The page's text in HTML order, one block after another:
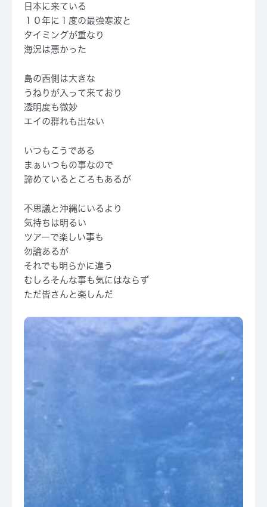
日本に来ている
１０年に１度の最強寒波と
タイミングが重なり
海況は悪かった
島の西側は大きな
うねりが入って来ており
透明度も微妙
エイの群れも出ない
いつもこうである
まぁいつもの事なので
諦めているところもあるが
不思議と沖縄にいるより
気持ちは明るい
ツアーで楽しい事も
勿論あるが
それでも明らかに違う
むしろそんな事も気にはならず
ただ皆さんと楽しんだ